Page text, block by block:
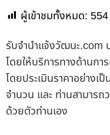
ผู้เข้าชมทั้งหมด: 554
รับจํานําแจ้งวัฒนะ.com
โดยให้บริการทางด้านกา
โดยประเมินราคาอย่างเ
จำนวน และ ท่านสามารถ
ด้วยตัวท่านเอง